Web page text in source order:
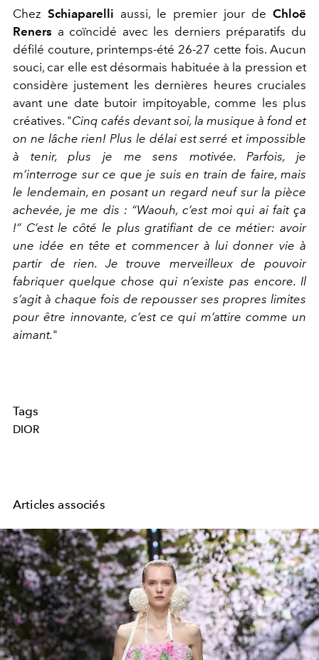
Chez Schiaparelli aussi, le premier jour de Chloë
Reners a coïncidé avec les derniers préparatifs du
défilé couture, printemps-été 26-27 cette fois. Aucun
souci, car elle est désormais habituée à la pression et
considère justement les dernières heures cruciales
avant une date butoir impitoyable, comme les plus
créatives. "Cinq cafés devant soi, la musique à fond et
on ne lâche rien! Plus le délai est serré et impossible
à tenir, plus je me sens motivée. Parfois, je
m’interroge sur ce que je suis en train de faire, mais
le lendemain, en posant un regard neuf sur la pièce
achevée, je me dis : “Waouh, c’est moi qui ai fait ça
!” C’est le côté le plus gratifiant de ce métier: avoir
une idée en tête et commencer à lui donner vie à
partir de rien. Je trouve merveilleux de pouvoir
fabriquer quelque chose qui n’existe pas encore. Il
s’agit à chaque fois de repousser ses propres limites
pour être innovante, c’est ce qui m’attire comme un
aimant."
Tags
DIOR
Articles associés